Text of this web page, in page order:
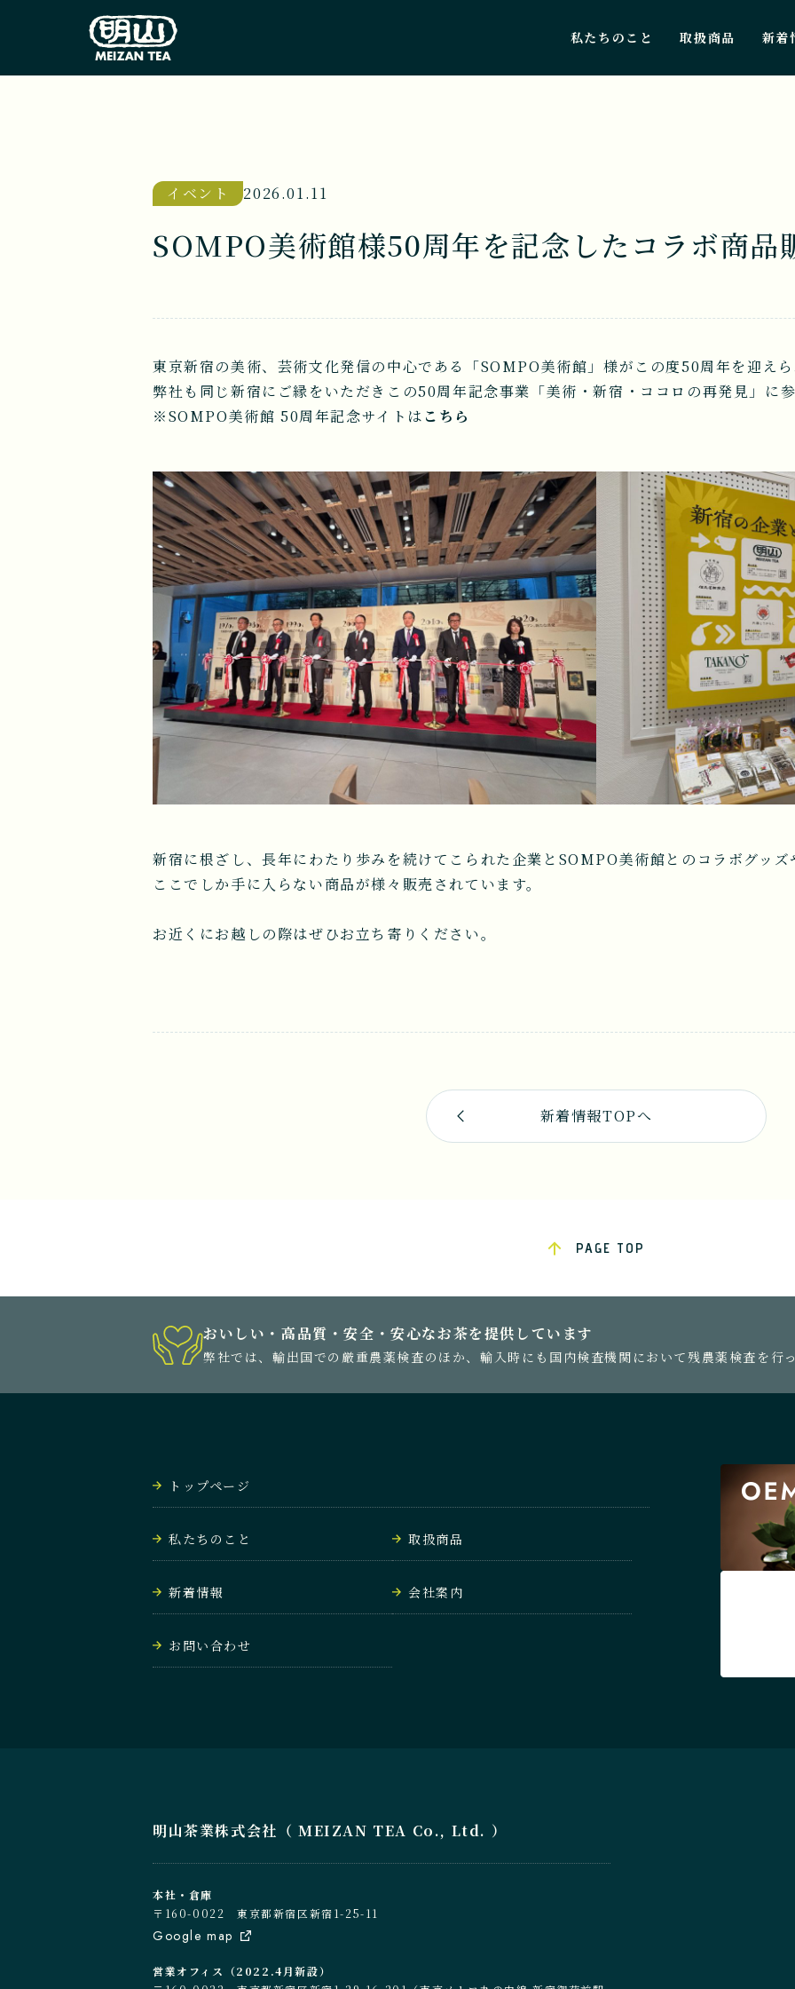
私たちのこと 取扱商品 新着
イベント 2026.01.11
SOMPO美術館様50周年を記念したコラボ商品
東京新宿の美術、芸術文化発信の中心である「SOMPO美術館」様がこの度50周年を迎え
弊社も同じ新宿にご縁をいただきこの50周年記念事業「美術・新宿・ココロの再発見」に
※SOMPO美術館 50周年記念サイトは こちら
新宿に根ざし、長年にわたり歩みを続けてこられた企業とSOMPO美術館とのコラボグッズ
ここでしか手に入らない商品が様々販売されています。
お近くにお越しの際はぜひお立ち寄りください。
新着情報TOPへ
PAGE TOP
おいしい・高品質・安全・安心なお茶を提供しています
弊社では、輸出国での厳重農薬検査のほか、輸入時にも国内検査機関において残農薬検査を行
トップページ
私たちのこと 取扱商品
新着情報 会社案内
お問い合わせ
明山茶業株式会社（ MEIZAN TEA Co., Ltd. ）
本社・倉庫
〒160-0022 東京都新宿区新宿1-25-11
Google map
営業オフィス（2022.4月新設）